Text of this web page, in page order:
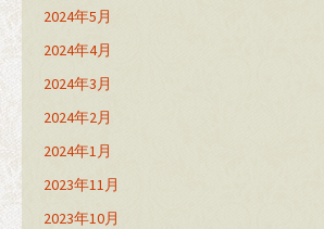
2024年5月
2024年4月
2024年3月
2024年2月
2024年1月
2023年11月
2023年10月